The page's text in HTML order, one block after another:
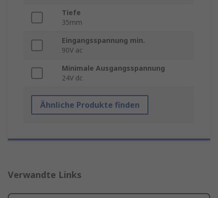
Tiefe
35mm
Eingangsspannung min.
90V ac
Minimale Ausgangsspannung
24V dc
Ähnliche Produkte finden
Verwandte Links